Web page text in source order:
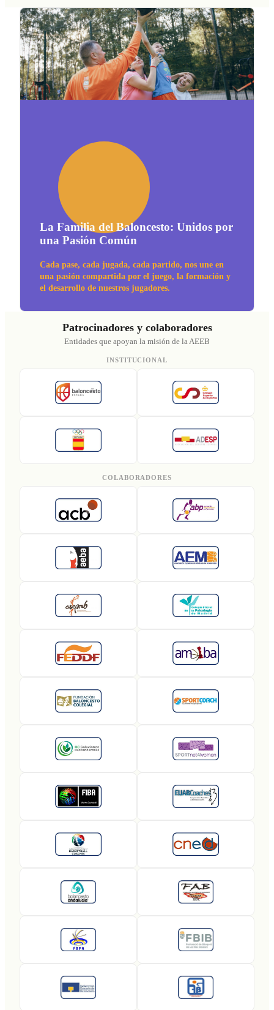
La Familia del Baloncesto: Unidos por
una Pasión Común
Cada pase, cada jugada, cada partido, nos une en
una pasión compartida por el juego, la formación y
el desarrollo de nuestros jugadores.
Patrocinadores y colaboradores
Entidades que apoyan la misión de la AEEB
INSTITUCIONAL
COLABORADORES